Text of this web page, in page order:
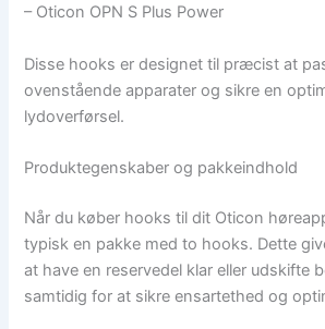
– Oticon OPN S Plus Power
Disse hooks er designet til præcist at
ovenstående apparater og sikre en
lydoverførsel.
Produktegenskaber og pakkeindhold
Når du køber hooks til dit Oticon
typisk en pakke med to hooks. Dette
at have en reservedel klar eller udskifte
samtidig for at sikre ensartethed og